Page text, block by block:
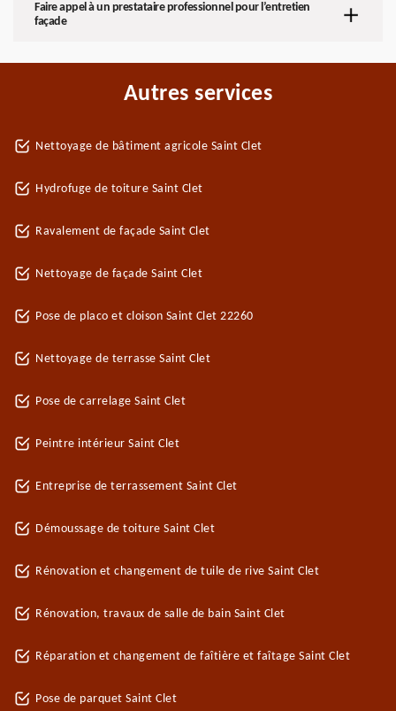
Faire appel à un prestataire professionnel pour l’entretien
façade
Autres services
Nettoyage de bâtiment agricole Saint Clet
Hydrofuge de toiture Saint Clet
Ravalement de façade Saint Clet
Nettoyage de façade Saint Clet
Pose de placo et cloison Saint Clet 22260
Nettoyage de terrasse Saint Clet
Pose de carrelage Saint Clet
Peintre intérieur Saint Clet
Entreprise de terrassement Saint Clet
Démoussage de toiture Saint Clet
Rénovation et changement de tuile de rive Saint Clet
Rénovation, travaux de salle de bain Saint Clet
Réparation et changement de faîtière et faîtage Saint Clet
Pose de parquet Saint Clet